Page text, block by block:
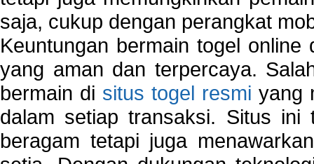
saja, cukup dengan perangkat
Keuntungan bermain togel
yang aman dan terpercaya.
bermain di situs togel resmi yang
dalam setiap transaksi. Situs ini
beragam tetapi juga